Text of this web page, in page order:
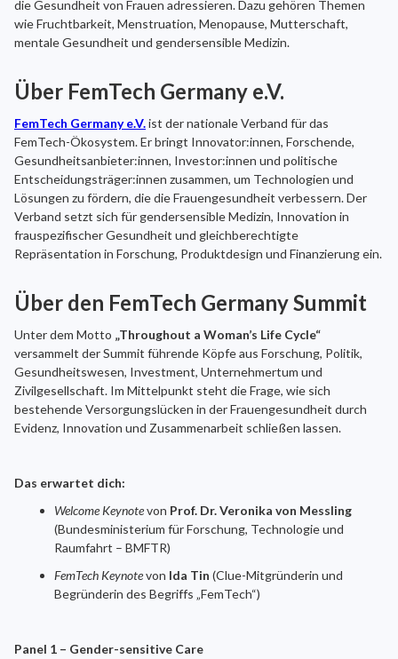
die Gesundheit von Frauen adressieren. Dazu gehören Themen
wie Fruchtbarkeit, Menstruation, Menopause, Mutterschaft,
mentale Gesundheit und gendersensible Medizin.
Über FemTech Germany e.V.
FemTech Germany e.V.ist der nationale Verband für das
FemTech-Ökosystem. Er bringt Innovator:innen, Forschende,
Gesundheitsanbieter:innen, Investor:innen und politische
Entscheidungsträger:innen zusammen, um Technologien und
Lösungen zu fördern, die die Frauengesundheit verbessern. Der
Verband setzt sich für gendersensible Medizin, Innovation in
frauspezifischer Gesundheit und gleichberechtigte
Repräsentation in Forschung, Produktdesign und Finanzierung ein.
Über den FemTech Germany Summit
Unter dem Motto „Throughout a Woman’s Life Cycle“
versammelt der Summit führende Köpfe aus Forschung, Politik,
Gesundheitswesen, Investment, Unternehmertum und
Zivilgesellschaft. Im Mittelpunkt steht die Frage, wie sich
bestehende Versorgungslücken in der Frauengesundheit durch
Evidenz, Innovation und Zusammenarbeit schließen lassen.
Das erwartet dich:
Welcome Keynotevon Prof. Dr. Veronika von Messling
(Bundesministerium für Forschung, Technologie und
Raumfahrt – BMFTR)
FemTech Keynotevon Ida Tin (Clue-Mitgründerin und
Begründerin des Begriffs „FemTech“)
Panel 1 – Gender-sensitive Care